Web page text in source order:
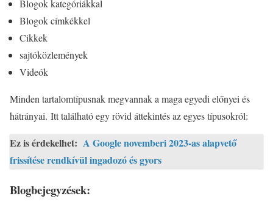
Blogok kategóriákkal
Blogok címkékkel
Cikkek
sajtóközlemények
Videók
Minden tartalomtípusnak megvannak a maga egyedi előnyei és
hátrányai. Itt található egy rövid áttekintés az egyes típusokról:
Ez is érdekelhet: A Google novemberi 2023-as alapvető
frissítése rendkívül ingadozó és gyors
Blogbejegyzések: